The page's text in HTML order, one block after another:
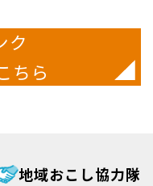
ク
ちら
地域おこし協力隊